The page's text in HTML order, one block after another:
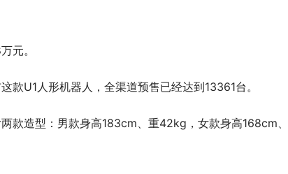
元。
款U1人形机器人，全渠道预售已经达到13361台。
款造型：男款身高183cm、重42kg，女款身高168cm